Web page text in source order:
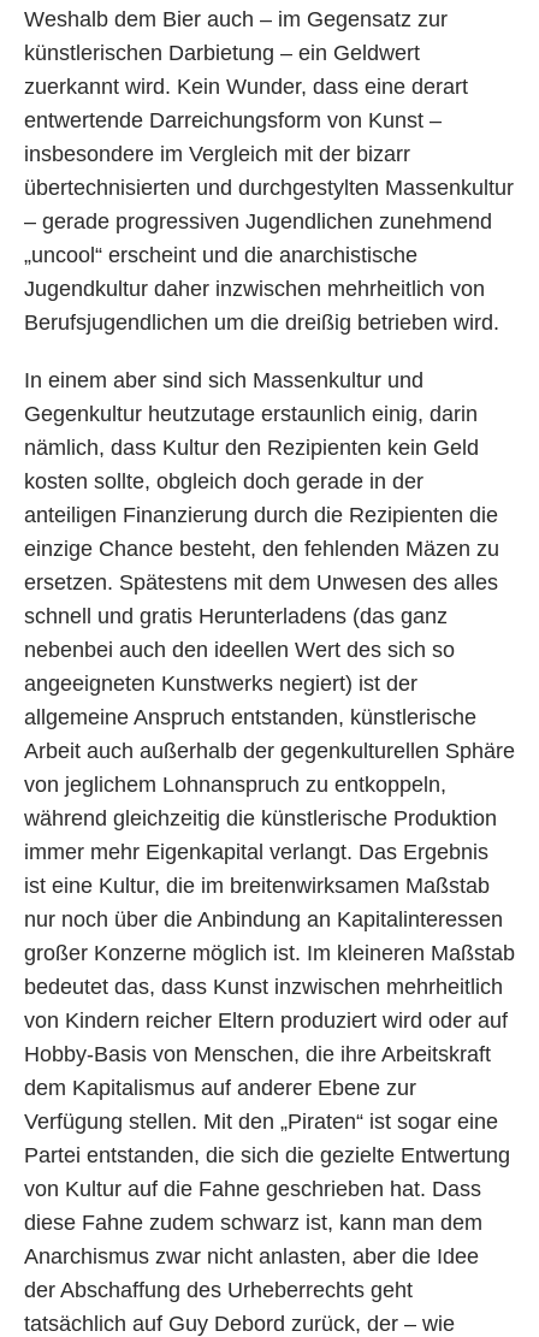
Weshalb dem Bier auch – im Gegensatz zur
künstlerischen Darbietung – ein Geldwert
zuerkannt wird. Kein Wunder, dass eine derart
entwertende Darreichungsform von Kunst –
insbesondere im Vergleich mit der bizarr
übertechnisierten und durchgestylten Massenkultur
– gerade progressiven Jugendlichen zunehmend
„uncool“ erscheint und die anarchistische
Jugendkultur daher inzwischen mehrheitlich von
Berufsjugendlichen um die dreißig betrieben wird.
In einem aber sind sich Massenkultur und
Gegenkultur heutzutage erstaunlich einig, darin
nämlich, dass Kultur den Rezipienten kein Geld
kosten sollte, obgleich doch gerade in der
anteiligen Finanzierung durch die Rezipienten die
einzige Chance besteht, den fehlenden Mäzen zu
ersetzen. Spätestens mit dem Unwesen des alles
schnell und gratis Herunterladens (das ganz
nebenbei auch den ideellen Wert des sich so
angeeigneten Kunstwerks negiert) ist der
allgemeine Anspruch entstanden, künstlerische
Arbeit auch außerhalb der gegenkulturellen Sphäre
von jeglichem Lohnanspruch zu entkoppeln,
während gleichzeitig die künstlerische Produktion
immer mehr Eigenkapital verlangt. Das Ergebnis
ist eine Kultur, die im breitenwirksamen Maßstab
nur noch über die Anbindung an Kapitalinteressen
großer Konzerne möglich ist. Im kleineren Maßstab
bedeutet das, dass Kunst inzwischen mehrheitlich
von Kindern reicher Eltern produziert wird oder auf
Hobby-Basis von Menschen, die ihre Arbeitskraft
dem Kapitalismus auf anderer Ebene zur
Verfügung stellen. Mit den „Piraten“ ist sogar eine
Partei entstanden, die sich die gezielte Entwertung
von Kultur auf die Fahne geschrieben hat. Dass
diese Fahne zudem schwarz ist, kann man dem
Anarchismus zwar nicht anlasten, aber die Idee
der Abschaffung des Urheberrechts geht
tatsächlich auf Guy Debord zurück, der – wie